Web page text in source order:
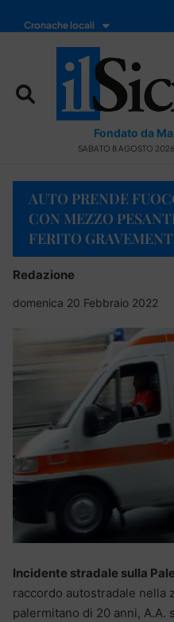
Cronache locali
Fondato da
SABATO 8 AGOSTO
AUTO PRENDE
CON MEZZO
FERITO
Redazione
domenica 20 Febbraio 2022
Incidente stradale sulla
raccordo autostradale nella
palermitano di 20 anni, A.A.